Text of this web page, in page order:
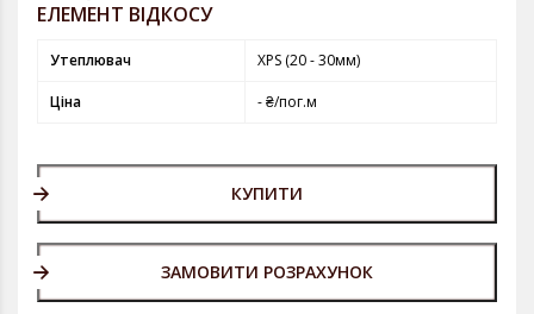
ЕЛЕМЕНТ ВІДКОСУ
Утеплювач XPS (20 - 30мм)
Ціна - ₴/пог.м
КУПИТИ
ЗАМОВИТИ РОЗРАХУНОК